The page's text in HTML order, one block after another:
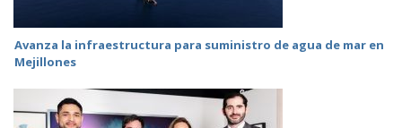
Avanza la infraestructura para suministro de agua de mar en
Mejillones